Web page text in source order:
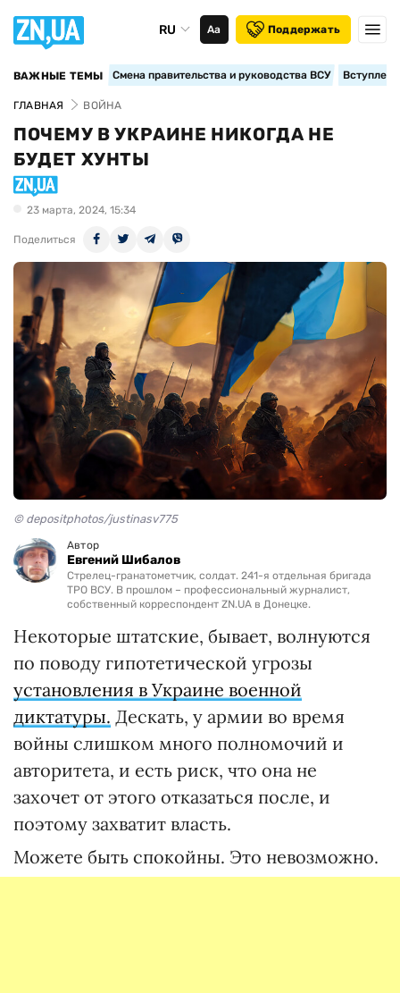
RU Аа Поддержать
ВАЖНЫЕ ТЕМЫ Смена правительства и руководства ВСУ
ГЛАВНАЯ ВОЙНА
ПОЧЕМУ В УКРАИНЕ НИКОГДА НЕ
БУДЕТ ХУНТЫ
23 марта, 2024, 15:34
Поделиться
© depositphotos/justinasv775
Автор
Евгений Шибалов
Стрелец-гранатометчик, солдат. 241-я отдельная бригада
ТРО ВСУ. В прошлом – профессиональный журналист,
собственный корреспондент ZN.UA в Донецке.
Некоторые штатские, бывает, волнуются
по поводу гипотетической угрозы
установления в Украине военной
диктатуры. Дескать, у армии во время
войны слишком много полномочий и
авторитета, и есть риск, что она не
захочет от этого отказаться после, и
поэтому захватит власть.
Можете быть спокойны. Это невозможно.